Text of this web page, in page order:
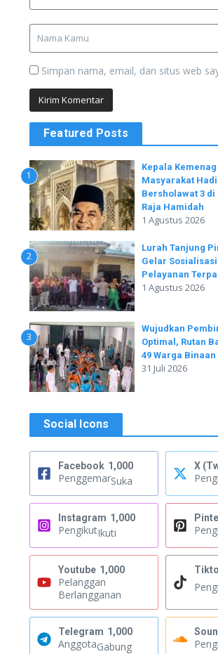
Simpan nama, email, dan situs web
Featured Posts
1
Kepala
Masyarakat
Bersholawat 3
Raja Hamidah
1 Agustus 2026
2
Lurah Tanjung
Gelar
Pelayanan
1 Agustus 2026
3
Wujudkan
Optimal, Rutan
49 Warga
31 Juli 2026
Social Icons
Facebook 1,000
PenggemarSuka
X
Instagram 1,000
PengikutIkuti
Youtube 1,000
Pelanggan
Berlangganan
Telegram 1,000
AnggotaGabung